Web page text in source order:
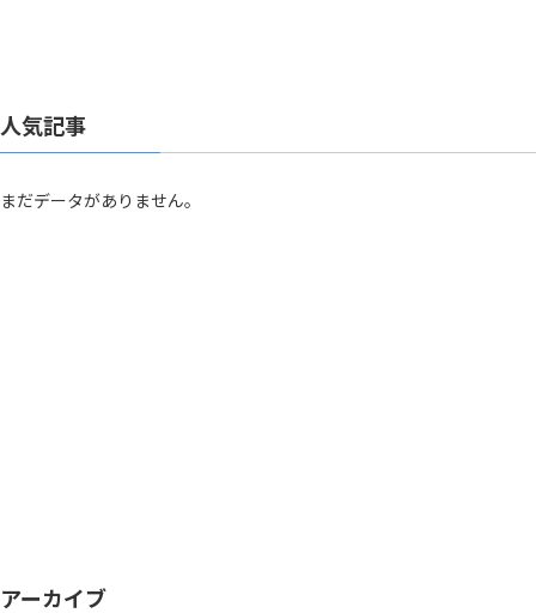
人気記事
まだデータがありません。
アーカイブ